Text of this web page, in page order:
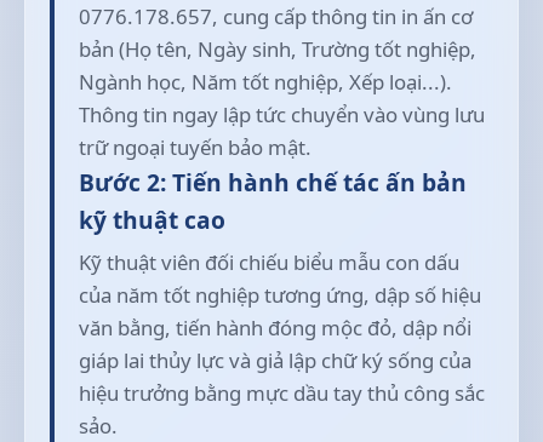
0776.178.657, cung cấp thông tin in ấn cơ
bản (Họ tên, Ngày sinh, Trường tốt nghiệp,
Ngành học, Năm tốt nghiệp, Xếp loại...).
Thông tin ngay lập tức chuyển vào vùng lưu
trữ ngoại tuyến bảo mật.
Bước 2: Tiến hành chế tác ấn bản
kỹ thuật cao
Kỹ thuật viên đối chiếu biểu mẫu con dấu
của năm tốt nghiệp tương ứng, dập số hiệu
văn bằng, tiến hành đóng mộc đỏ, dập nổi
giáp lai thủy lực và giả lập chữ ký sống của
hiệu trưởng bằng mực dầu tay thủ công sắc
sảo.